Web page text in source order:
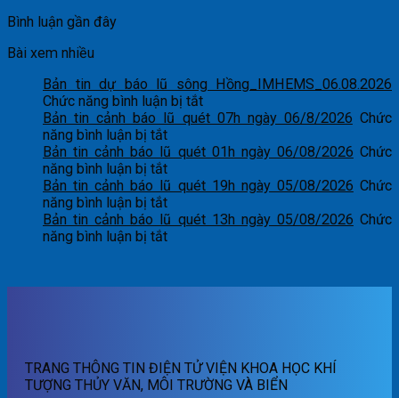
Bình luận gần đây
Bài xem nhiều
Bản tin dự báo lũ sông Hồng_IMHEMS_06.08.2026
Chức năng bình luận bị tắtở
Bản
dự
lũ
Hồng_IMHEMS_06.08.2026
Bản tin cảnh báo lũ quét 07h ngày 06/8/2026 Chức
năng bình luận bị tắtở
Bản
tin
cảnh
báo
lũ
quét
06/8/2026
Bản tin cảnh báo lũ quét 01h ngày 06/08/2026 Chức
năng bình luận bị tắtở
Bản
tin
cảnh
báo
01h
Bản tin cảnh báo lũ quét 19h ngày 05/08/2026 Chức
năng bình luận bị tắtở
Bản
tin
lũ
Bản tin cảnh báo lũ quét 13h ngày 05/08/2026 Chức
năng bình luận bị tắtở
cảnh
ngày
05/08/2026
TRANG THÔNG TIN ĐIỆN TỬ VIỆN KHOA HỌC KHÍ
TƯỢNG THỦY VĂN, MÔI TRƯỜNG VÀ BIỂN